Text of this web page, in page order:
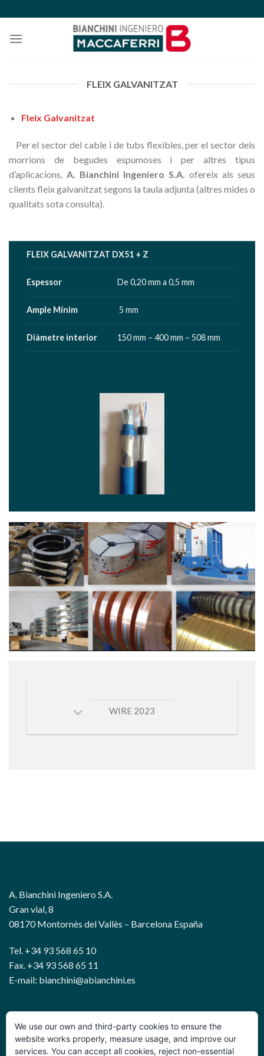
to
content
FLEIX GALVANITZAT
Fleix Galvanitzat
Per el sector del cable i de tubs flexibles, per el sector dels
morrions de begudes espumoses i per altres tipus
d’aplicacions, A. Bianchini Ingeniero S.A. ofereix als seus
clients fleix galvanitzat segons la taula adjunta (altres mides o
qualitats sota consulta).
FLEIX GALVANITZAT DX51 + Z
Espessor De 0,20 mm a 0,5 mm
Ample Mínim 5 mm
Diàmetre interior 150 mm – 400 mm – 508 mm
WIRE 2023
A. Bianchini Ingeniero S.A.
Gran vial, 8
08170 Montornès del Vallès – Barcelona España
Tel. +34 93 568 65 10
Fax. +34 93 568 65 11
E-mail: bianchini@abianchini.es
WIRE AND GEOTECHNICAL SOLUTIONS
We use our own and third-party cookies to ensure the
website works properly, measure usage, and improve our
services. You can accept all cookies, reject non-essential